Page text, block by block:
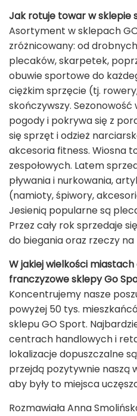
Jak rotuje towar w sklepie
Asortyment w sklepach
zróżnicowany: od
plecaków, skarpetek,
obuwie sportowe do
ciężkim sprzęcie (tj.
skończywszy.
pogody i pokrywa się z
się sprzęt i odzież
akcesoria fitness. Wiosna
zespołowych. Latem
pływania i nurkowania,
(namioty, śpiwory,
Jesienią popularne są
Przez cały rok sprzedaje
do biegania oraz rzeczy na
W jakiej wielkości
franczyzowe sklepy Go
Koncentrujemy nasze
powyżej 50 tys.
sklepu GO Sport.
centrach handlowych i
lokalizacje dopuszczalne
przejdą pozytywnie naszą
aby były to miejsca
Rozmawiała Anna